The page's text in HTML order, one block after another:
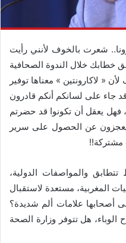
شعرت بالخوف لأنني رأيت
خطابك خلال الندوة الصحافية
« لاكارونتين » معناها توفير
300 متر مربع، وقد جاء على لسانكم أنكم قادرون
ما يربو عن 600 حالة، فهل يعقل أن تكونوا قد حضرتم
يعجزون عن الحصول على سرير
مشتركة!!
والمواصفات الدولية،
المغربية، مستعدة لاستقبال
أصحابها علامات ألم شديدة؟
الوباء، هل تتوفر وزارة الصحة